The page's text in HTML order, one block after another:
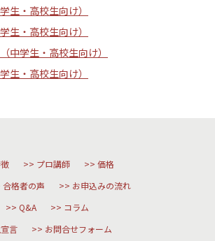
生・高校生向け）
生・高校生向け）
中学生・高校生向け）
生・高校生向け）
プロ講師
価格
合格者の声
お申込みの流れ
Q&A
コラム
言
お問合せフォーム